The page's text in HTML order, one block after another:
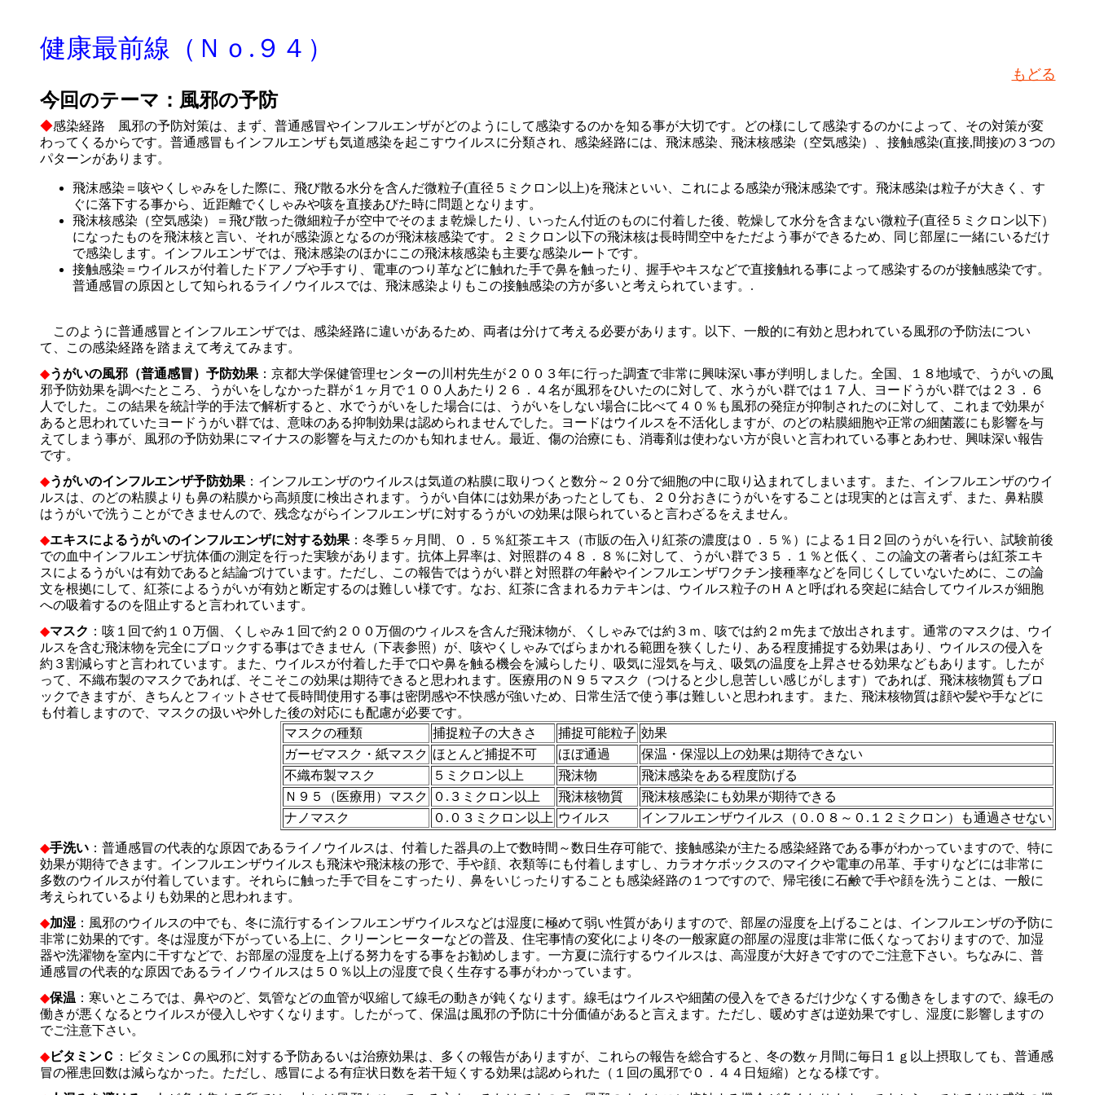
健康最前線（Ｎｏ.９４）
もどる
今回のテーマ：風邪の予防
◆感染経路 風邪の予防対策は、まず、普通感冒やインフルエンザがどのようにして感染するのかを知る事が大切です。どの様にして感染するのかによって、その対策が変
わってくるからです。普通感冒もインフルエンザも気道感染を起こすウイルスに分類され、感染経路には、飛沫感染、飛沫核感染（空気感染）、接触感染(直接,間接)の３つの
パターンがあります。
飛沫感染＝咳やくしゃみをした際に、飛び散る水分を含んだ微粒子(直径５ミクロン以上)を飛沫といい、これによる感染が飛沫感染です。飛沫感染は粒子が大きく、す
ぐに落下する事から、近距離でくしゃみや咳を直接あびた時に問題となります。
飛沫核感染（空気感染）＝飛び散った微細粒子が空中でそのまま乾燥したり、いったん付近のものに付着した後、乾燥して水分を含まない微粒子(直径５ミクロン以下）
になったものを飛沫核と言い、それが感染源となるのが飛沫核感染です。２ミクロン以下の飛沫核は長時間空中をただよう事ができるため、同じ部屋に一緒にいるだけ
で感染します。インフルエンザでは、飛沫感染のほかにこの飛沫核感染も主要な感染ルートです。
接触感染＝ウイルスが付着したドアノブや手すり、電車のつり革などに触れた手で鼻を触ったり、握手やキスなどで直接触れる事によって感染するのが接触感染です。
普通感冒の原因として知られるライノウイルスでは、飛沫感染よりもこの接触感染の方が多いと考えられています。.
このように普通感冒とインフルエンザでは、感染経路に違いがあるため、両者は分けて考える必要があります。以下、一般的に有効と思われている風邪の予防法につい
て、この感染経路を踏まえて考えてみます。
◆うがいの風邪（普通感冒）予防効果：京都大学保健管理センターの川村先生が２００３年に行った調査で非常に興味深い事が判明しました。全国、１８地域で、うがいの風
邪予防効果を調べたところ、うがいをしなかった群が１ヶ月で１００人あたり２６．４名が風邪をひいたのに対して、水うがい群では１７人、ヨードうがい群では２３．６
人でした。この結果を統計学的手法で解析すると、水でうがいをした場合には、うがいをしない場合に比べて４０％も風邪の発症が抑制されたのに対して、これまで効果が
あると思われていたヨードうがい群では、意味のある抑制効果は認められませんでした。ヨードはウイルスを不活化しますが、のどの粘膜細胞や正常の細菌叢にも影響を与
えてしまう事が、風邪の予防効果にマイナスの影響を与えたのかも知れません。最近、傷の治療にも、消毒剤は使わない方が良いと言われている事とあわせ、興味深い報告
です。
◆うがいのインフルエンザ予防効果：インフルエンザのウイルスは気道の粘膜に取りつくと数分～２０分で細胞の中に取り込まれてしまいます。また、インフルエンザのウイ
ルスは、のどの粘膜よりも鼻の粘膜から高頻度に検出されます。うがい自体には効果があったとしても、２０分おきにうがいをすることは現実的とは言えず、また、鼻粘膜
はうがいで洗うことができませんので、残念ながらインフルエンザに対するうがいの効果は限られていると言わざるをえません。
◆エキスによるうがいのインフルエンザに対する効果：冬季５ヶ月間、０．５％紅茶エキス（市販の缶入り紅茶の濃度は０．５％）による１日２回のうがいを行い、試験前後
での血中インフルエンザ抗体価の測定を行った実験があります。抗体上昇率は、対照群の４８．８％に対して、うがい群で３５．１％と低く、この論文の著者らは紅茶エキ
スによるうがいは有効であると結論づけています。ただし、この報告ではうがい群と対照群の年齢やインフルエンザワクチン接種率などを同じくしていないために、この論
文を根拠にして、紅茶によるうがいが有効と断定するのは難しい様です。なお、紅茶に含まれるカテキンは、ウイルス粒子のＨＡと呼ばれる突起に結合してウイルスが細胞
への吸着するのを阻止すると言われています。
◆マスク ：咳１回で約１０万個、くしゃみ１回で約２００万個のウィルスを含んだ飛沫物が、くしゃみでは約３ｍ、咳では約２ｍ先まで放出されます。通常のマスクは、ウイ
ルスを含む飛沫物を完全にブロックする事はできません（下表参照）が、咳やくしゃみでばらまかれる範囲を狭くしたり、ある程度捕捉する効果はあり、ウイルスの侵入を
約３割減らすと言われています。また、ウイルスが付着した手で口や鼻を触る機会を減らしたり、吸気に湿気を与え、吸気の温度を上昇させる効果などもあります。したが
って、不織布製のマスクであれば、そこそこの効果は期待できると思われます。医療用のＮ９５マスク（つけると少し息苦しい感じがします）であれば、飛沫核物質もブロ
ックできますが、きちんとフィットさせて長時間使用する事は密閉感や不快感が強いため、日常生活で使う事は難しいと思われます。また、飛沫核物質は顔や髪や手などに
も付着しますので、マスクの扱いや外した後の対応にも配慮が必要です。
マスクの種類
捕捉粒子の大きさ 捕捉可能粒子 効果
ガーゼマスク・紙マスク ほとんど捕捉不可 ほぼ通過
保温・保湿以上の効果は期待できない
不織布製マスク
５ミクロン以上 飛沫物
飛沫感染をある程度防げる
Ｎ９５（医療用）マスク
０.３ミクロン以上 飛沫核物質
飛沫核感染にも効果が期待できる
ナノマスク
０.０３ミクロン以上 ウイルス インフルエンザウイルス（０.０８～０.１２ミクロン）も通過させない
◆手洗い：普通感冒の代表的な原因であるライノウイルスは、付着した器具の上で数時間～数日生存可能で、接触感染が主たる感染経路である事がわかっていますので、特に
効果が期待できます。インフルエンザウイルスも飛沫や飛沫核の形で、手や顔、衣類等にも付着しますし、カラオケボックスのマイクや電車の吊革、手すりなどには非常に
多数のウイルスが付着しています。それらに触った手で目をこすったり、鼻をいじったりすることも感染経路の１つですので、帰宅後に石鹸で手や顔を洗うことは、一般に
考えられているよりも効果的と思われます。
◆加湿：風邪のウイルスの中でも、冬に流行するインフルエンザウイルスなどは湿度に極めて弱い性質がありますので、部屋の湿度を上げることは、インフルエンザの予防に
非常に効果的です。冬は湿度が下がっている上に、クリーンヒーターなどの普及、住宅事情の変化により冬の一般家庭の部屋の湿度は非常に低くなっておりますので、加湿
器や洗濯物を室内に干すなどで、お部屋の湿度を上げる努力をする事をお勧めします。一方夏に流行するウイルスは、高湿度が大好きですのでご注意下さい。ちなみに、普
通感冒の代表的な原因であるライノウイルスは５０％以上の湿度で良く生存する事がわかっています。
◆保温 ：寒いところでは、鼻やのど、気管などの血管が収縮して線毛の動きが鈍くなります。線毛はウイルスや細菌の侵入をできるだけ少なくする働きをしますので、線毛の
働きが悪くなるとウイルスが侵入しやすくなります。したがって、保温は風邪の予防に十分価値があると言えます。ただし、暖めすぎは逆効果ですし、湿度に影響しますの
でご注意下さい。
◆ビタミンＣ ：ビタミンＣの風邪に対する予防あるいは治療効果は、多くの報告がありますが、これらの報告を総合すると、冬の数ヶ月間に毎日１ｇ以上摂取しても、普通感
冒の罹患回数は減らなかった。ただし、感冒による有症状日数を若干短くする効果は認められた（１回の風邪で０．４４日短縮）となる様です。